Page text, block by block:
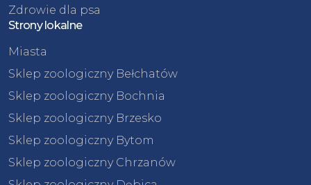
Zdrowie dla psa
Strony lokalne
Miasta
Sklep zoologiczny Bełchatów
Sklep zoologiczny Bochnia
Sklep zoologiczny Brzesko
Sklep zoologiczny Bytom
Sklep zoologiczny Chrzanów